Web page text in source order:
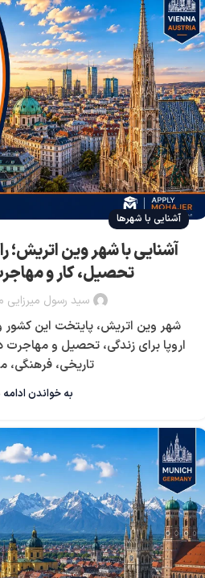
آشنایی با شهرها
آشنایی با شهر وین اتریش؛
تحصیل، کار و
سید رسول
شهر وین اتریش، پایتخت این کشور
اروپا برای زندگی، تحصیل و
تاریخی، فرهنگی،
به خواندن